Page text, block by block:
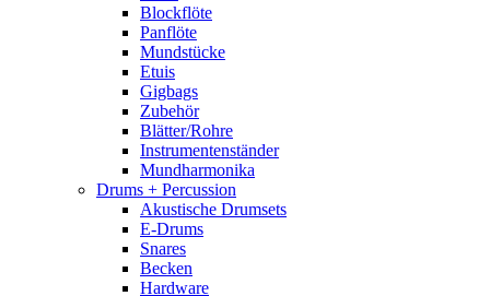
Blockflöte
Panflöte
Mundstücke
Etuis
Gigbags
Zubehör
Blätter/Rohre
Instrumentenständer
Mundharmonika
Drums + Percussion
Akustische Drumsets
E-Drums
Snares
Becken
Hardware